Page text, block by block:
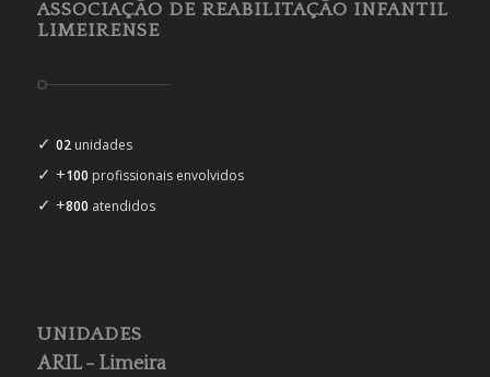
ASSOCIAÇÃO DE REABILITAÇÃO INFANTIL
LIMEIRENSE
✓ 02unidades
✓ +100 profissionais envolvidos
✓ +800 atendidos
UNIDADES
ARIL - Limeira